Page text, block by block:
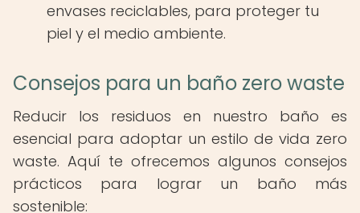
envases reciclables, para proteger tu
piel y el medio ambiente.
Consejos para un baño zero waste
Reducir los residuos en nuestro baño es
esencial para adoptar un estilo de vida zero
waste. Aquí te ofrecemos algunos consejos
prácticos para lograr un baño más
sostenible: